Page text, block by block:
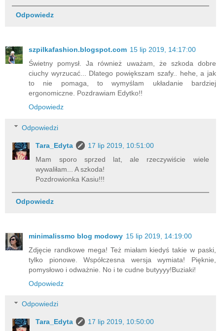
Odpowiedz
szpilkafashion.blogspot.com 15 lip 2019, 14:17:00
Świetny pomysł. Ja również uważam, że szkoda dobre
ciuchy wyrzucać... Dlatego powiększam szafy.. hehe, a jak
to nie pomaga, to wymyślam układanie bardziej
ergonomiczne. Pozdrawiam Edytko!!
Odpowiedz
Odpowiedzi
Tara_Edyta
17 lip 2019, 10:51:00
Mam sporo sprzed lat, ale rzeczywiście wiele
wywaliłam... A szkoda!
Pozdrowionka Kasiu!!!
Odpowiedz
minimalissmo blog modowy 15 lip 2019, 14:19:00
Zdjęcie randkowe mega! Też miałam kiedyś takie w paski,
tylko pionowe. Współczesna wersja wymiata! Pięknie,
pomysłowo i odważnie. No i te cudne butyyyy!Buziaki!
Odpowiedz
Odpowiedzi
Tara_Edyta
17 lip 2019, 10:50:00